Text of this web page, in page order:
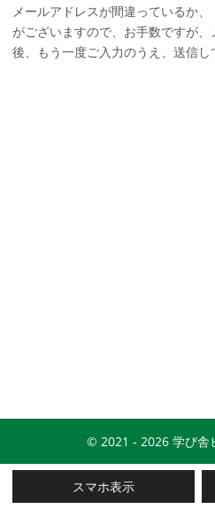
メールアドレスが間違っているか
がございますので、お手数ですが
後、もう一度ご入力のうえ、送信し
© 2021 - 2026 学び舎
スマホ表示